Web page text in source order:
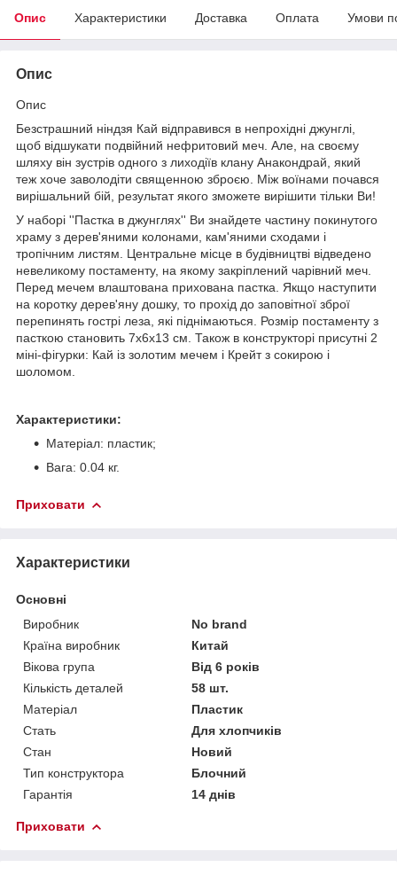
Опис Характеристики Доставка Оплата Умови
Опис
Опис
Безстрашний ніндзя Кай відправився в непрохідні джунглі,
щоб відшукати подвійний нефритовий меч. Але, на своєму
шляху він зустрів одного з лиходіїв клану Анакондрай, який
теж хоче заволодіти священною зброєю. Між воїнами почався
вирішальний бій, результат якого зможете вирішити тільки Ви!
У наборі ''Пастка в джунглях'' Ви знайдете частину покинутого
храму з дерев'яними колонами, кам'яними сходами і
тропічним листям. Центральне місце в будівництві відведено
невеликому постаменту, на якому закріплений чарівний меч.
Перед мечем влаштована прихована пастка. Якщо наступити
на коротку дерев'яну дошку, то прохід до заповітної зброї
перепинять гострі леза, які піднімаються. Розмір постаменту з
пасткою становить 7х6х13 см. Також в конструкторі присутні 2
міні-фігурки: Кай із золотим мечем і Крейт з сокирою і
шоломом.
Характеристики:
Матеріал: пластик;
Вага: 0.04 кг.
Приховати
Характеристики
Основні
Виробник
No brand
Країна виробник
Китай
Вікова група
Від 6 років
Кількість деталей
58 шт.
Матеріал
Пластик
Стать
Для хлопчиків
Стан
Новий
Тип конструктора
Блочний
Гарантія
14 днів
Приховати